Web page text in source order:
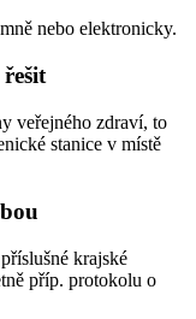
nebo elektronicky.
veřejného zdraví, to
stanice v místě
krajské
příp. protokolu o